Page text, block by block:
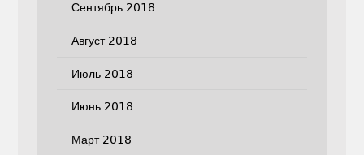
Сентябрь 2018
Август 2018
Июль 2018
Июнь 2018
Март 2018